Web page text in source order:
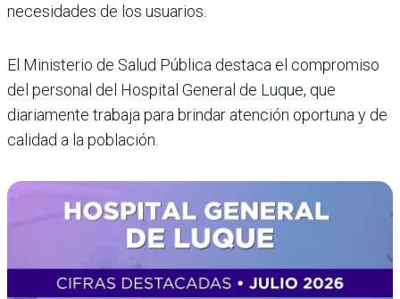
necesidades de los usuarios.
El Ministerio de Salud Pública destaca el compromiso
del personal del Hospital General de Luque, que
diariamente trabaja para brindar atención oportuna y de
calidad a la población.